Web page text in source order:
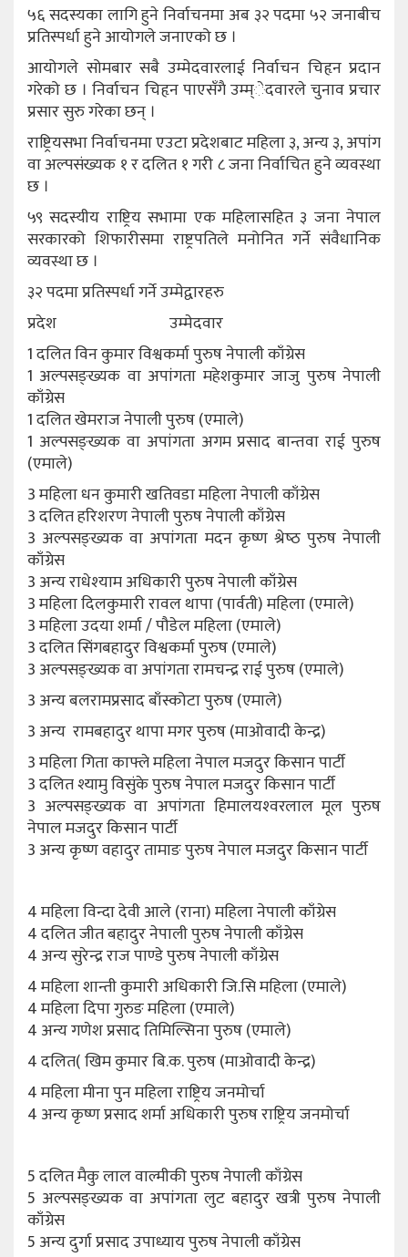
५६ सदस्यका लागि हुने निर्वाचनमा अब ३२ पदमा ५२ जनाबीच
प्रतिस्पर्धा हुने आयोगले जनाएको छ ।
आयोगले सोमबार सबै उम्मेदवारलाई निर्वाचन चिहृन प्रदान
गरेको छ । निर्वाचन चिहृन पाएसँगै उम्म्ेदवारले चुनाव प्रचार
प्रसार सुरु गरेका छन् ।
राष्ट्रियसभा निर्वाचनमा एउटा प्रदेशबाट महिला ३, अन्य ३, अपांग
वा अल्पसंख्यक १ र दलित १ गरी ८ जना निर्वाचित हुने व्यवस्था
छ ।
५९ सदस्यीय राष्ट्रिय सभामा एक महिलासहित ३ जना नेपाल
सरकारको शिफारीसमा राष्ट्रपतिले मनोनित गर्ने संवैधानिक
व्यवस्था छ ।
३२ पदमा प्रतिस्पर्धा गर्ने उम्मेद्वारहरु
प्रदेश उम्मेदवार
1 दलित विन कुमार विश्वकर्मा पुरुष नेपाली काँग्रेस
1 अल्पसङ्ख्यक वा अपांगता महेशकुमार जाजु पुरुष नेपाली
काँग्रेस
1 दलित खेमराज नेपाली पुरुष (एमाले)
1 अल्पसङ्ख्यक वा अपांगता अगम प्रसाद बान्तवा राई पुरुष
(एमाले)
3 महिला धन कुमारी खतिवडा महिला नेपाली काँग्रेस
3 दलित हरिशरण नेपाली पुरुष नेपाली काँग्रेस
3 अल्पसङ्ख्यक वा अपांगता मदन कृष्ण श्रेष्‍ठ पुरुष नेपाली
काँग्रेस
3 अन्य राधेश्‍याम अधिकारी पुरुष नेपाली काँग्रेस
3 महिला दिलकुमारी रावल थापा (पार्वती) महिला (एमाले)
3 महिला उदया शर्मा / पौडेल महिला (एमाले)
3 दलित सिंगबहादुर विश्वकर्मा पुरुष (एमाले)
3 अल्पसङ्ख्यक वा अपांगता रामचन्द्र राई पुरुष (एमाले)
3 अन्य बलरामप्रसाद बाँस्कोटा पुरुष (एमाले)
3 अन्य रामबहादुर थापा मगर पुरुष (माओवादी केन्द्र)
3 महिला गिता काफ्ले महिला नेपाल मजदुर किसान पार्टी
3 दलित श्यामु विसुंके पुरुष नेपाल मजदुर किसान पार्टी
3 अल्पसङ्ख्यक वा अपांगता हिमालयश्‍वरलाल मूल पुरुष
नेपाल मजदुर किसान पार्टी
3 अन्य कृष्ण वहादुर तामाङ पुरुष नेपाल मजदुर किसान पार्टी
4 महिला विन्दा देवी आले (राना) महिला नेपाली काँग्रेस
4 दलित जीत बहादुर नेपाली पुरुष नेपाली काँग्रेस
4 अन्य सुरेन्द्र राज पाण्डे पुरुष नेपाली काँग्रेस
4 महिला शान्ती कुमारी अधिकारी जि.सि महिला (एमाले)
4 महिला दिपा गुरुङ महिला (एमाले)
4 अन्य गणेश प्रसाद तिमिल्सिना पुरुष (एमाले)
4 दलित( खिम कुमार बि.क. पुरुष (माओवादी केन्द्र)
4 महिला मीना पुन महिला राष्ट्रिय जनमोर्चा
4 अन्य कृष्ण प्रसाद शर्मा अधिकारी पुरुष राष्ट्रिय जनमोर्चा
5 दलित मैकु लाल वाल्मीकी पुरुष नेपाली काँग्रेस
5 अल्पसङ्ख्यक वा अपांगता लुट बहादुर खत्री पुरुष नेपाली
काँग्रेस
5 अन्य दुर्गा प्रसाद उपाध्याय पुरुष नेपाली काँग्रेस